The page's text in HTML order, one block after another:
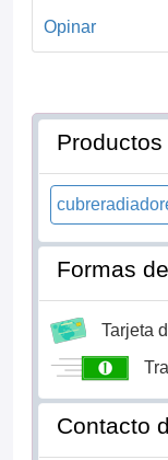
Opinar
Formas
Tarjeta
Contacto